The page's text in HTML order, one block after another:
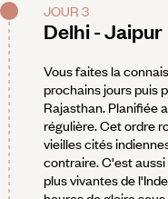
JOUR 3
Delhi - Jaipur
Vous faites la
prochains jours puis
Rajasthan. Planifiée
régulière. Cet ordre
vieilles cités
contraire. C'est
plus vivantes de